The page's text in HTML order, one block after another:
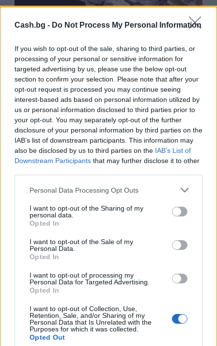
Cash.bg - Do Not Process My Personal Information
If you wish to opt-out of the sale, sharing to third parties, or
processing of your personal or sensitive information for
targeted advertising by us, please use the below opt-out
section to confirm your selection. Please note that after your
opt-out request is processed you may continue seeing
interest-based ads based on personal information utilized by
us or personal information disclosed to third parties prior to
your opt-out. You may separately opt-out of the further
disclosure of your personal information by third parties on the
IAB’s list of downstream participants. This information may
also be disclosed by us to third parties on the IAB’s List of
Downstream Participants that may further disclose it to other
Personal Data Processing Opt Outs
I want to opt-out of the Sharing of my
personal data.
Opted In
I want to opt-out of the Sale of my
Personal Data.
Opted In
I want to opt-out of processing my
Personal Data for Targeted Advertising.
Opted In
I want to opt-out of Collection, Use,
Retention, Sale, and/or Sharing of my
Personal Data that Is Unrelated with the
Purposes for which it was collected.
Opted Out
Астронавти на NASA излязоха в
открития космос
Франция ще забрани рекламните
обаждания без съгласието на
абонатите от 11 август